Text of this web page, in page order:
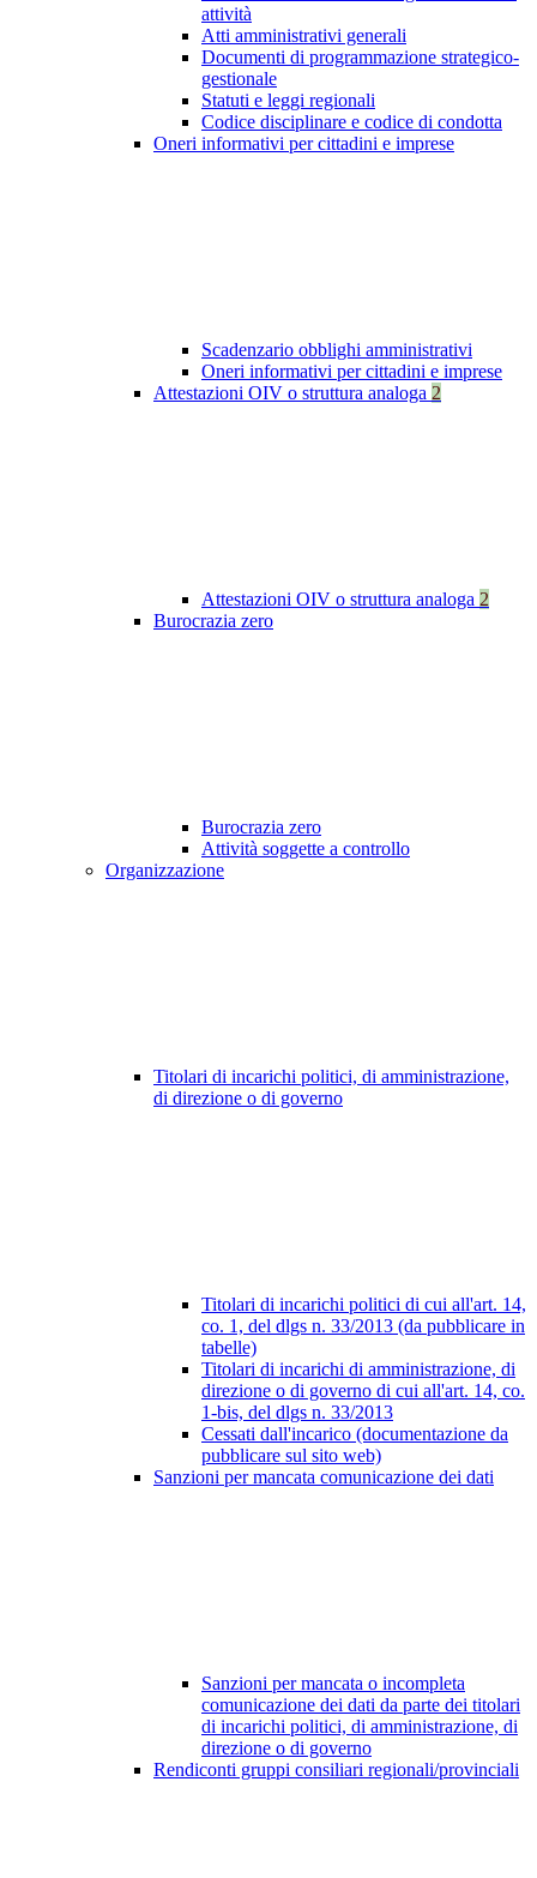
attività
Atti amministrativi generali
Documenti di programmazione strategico-
gestionale
Statuti e leggi regionali
Codice disciplinare e codice di condotta
Oneri informativi per cittadini e imprese
Scadenzario obblighi amministrativi
Oneri informativi per cittadini e imprese
Attestazioni OIV o struttura analoga 2
Attestazioni OIV o struttura analoga 2
Burocrazia zero
Burocrazia zero
Attività soggette a controllo
Organizzazione
Titolari di incarichi politici, di amministrazione,
di direzione o di governo
Titolari di incarichi politici di cui all'art. 14,
co. 1, del dlgs n. 33/2013 (da pubblicare in
tabelle)
Titolari di incarichi di amministrazione, di
direzione o di governo di cui all'art. 14, co.
1-bis, del dlgs n. 33/2013
Cessati dall'incarico (documentazione da
pubblicare sul sito web)
Sanzioni per mancata comunicazione dei dati
Sanzioni per mancata o incompleta
comunicazione dei dati da parte dei titolari
di incarichi politici, di amministrazione, di
direzione o di governo
Rendiconti gruppi consiliari regionali/provinciali